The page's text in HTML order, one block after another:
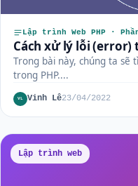
Lập trình Web PHP ·
Cách xử lý lỗi (error)
Trong bài này, chúng ta sẽ
trong PHP....
VL Vinh Lê23/04/2022
Lập trình web